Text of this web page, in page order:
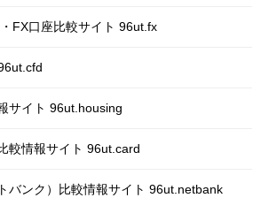
FX口座比較サイト 96ut.fx
サイト 96ut.housing
較情報サイト 96ut.card
バンク）比較情報サイト 96ut.netbank